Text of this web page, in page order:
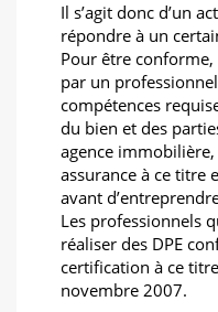
Il s’agit donc d’un
répondre à un
Pour être
par un
compétences
du bien et des
agence
assurance à ce titre
avant
Les professionnels
réaliser des DPE
certification à ce
novembre 2007.